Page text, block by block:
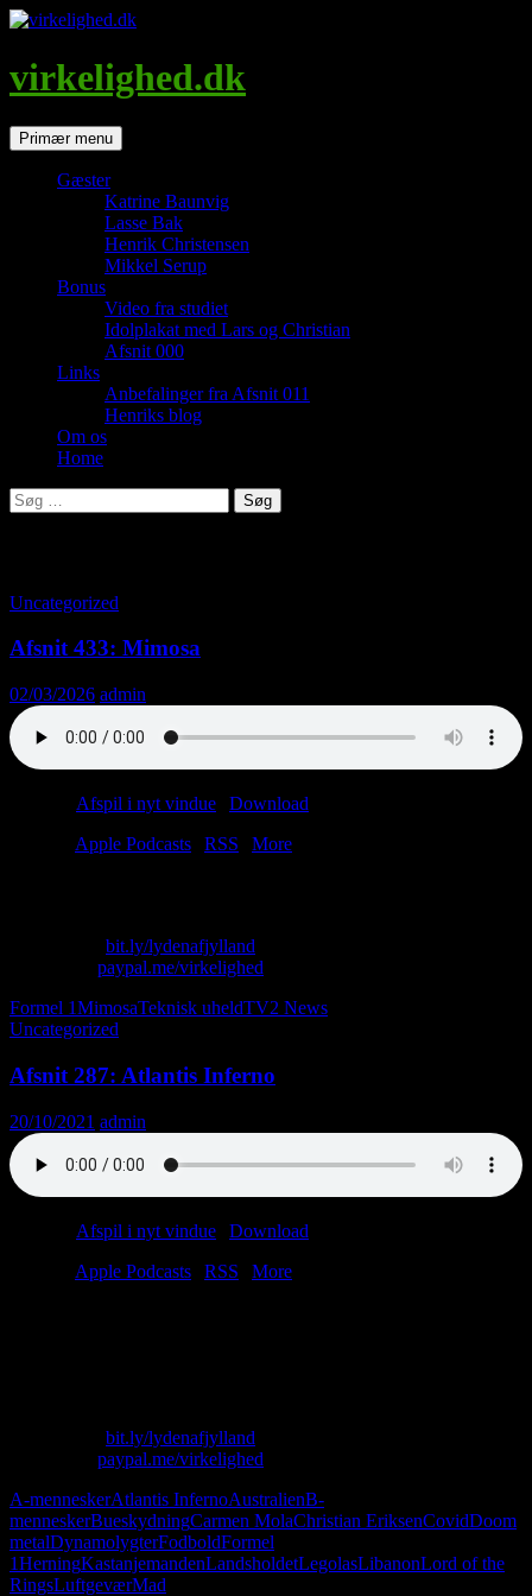
Hop
indhold
virkelighed.dk
SøgPrimær menu
Gæster
Katrine Baunvig
Lasse Bak
Henrik Christensen
Mikkel Serup
Bonus
Video fra studiet
Idolplakat med Lars og Christian
Afsnit 000
Links
Anbefalinger fra Afsnit 011
Henriks blog
Om os
Home
Søg
efter:
Uncategorized
Afsnit 433: Mimosa
02/03/2026 admin
Afspil i nyt vindue Download
Apple Podcasts RSS
More
bit.ly/lydenafjylland
paypal.me/virkelighed
Formel 1MimosaTeknisk uheldTV2 News
Uncategorized
Afsnit 287: Atlantis Inferno
20/10/2021 admin
Afspil i nyt vindue Download
Apple Podcasts RSS
More
bit.ly/lydenafjylland
paypal.me/virkelighed
A-menneskerAtlantis InfernoAustralienB-
menneskerBueskydningCarmen MolaChristian EriksenCovidDoom
metalDynamolygterFodboldFormel
1HerningKastanjemandenLandsholdetLegolasLibanonLord of the
RingsLuftgeværMad